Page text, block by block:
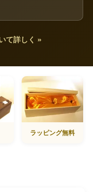
て詳しく »
ラッピング無料